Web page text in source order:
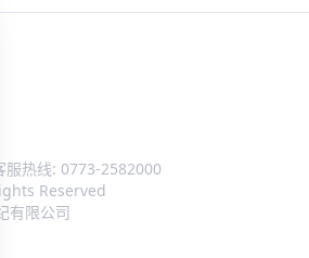
热线: 0773-2582000
Reserved
有限公司